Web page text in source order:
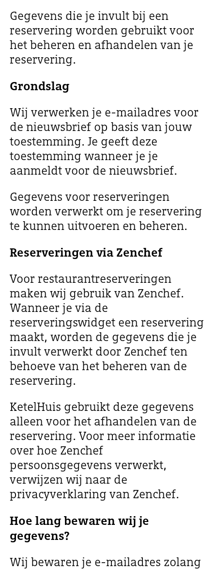
Gegevens die je invult bij een
reservering worden gebruikt voor
het beheren en afhandelen van je
reservering.
Grondslag
Wij verwerken je e-mailadres voor
de nieuwsbrief op basis van jouw
toestemming. Je geeft deze
toestemming wanneer je je
aanmeldt voor de nieuwsbrief.
Gegevens voor reserveringen
worden verwerkt om je reservering
te kunnen uitvoeren en beheren.
Reserveringen via Zenchef
Voor restaurantreserveringen
maken wij gebruik van Zenchef.
Wanneer je via de
reserveringswidget een reservering
maakt, worden de gegevens die je
invult verwerkt door Zenchef ten
behoeve van het beheren van de
reservering.
KetelHuis gebruikt deze gegevens
alleen voor het afhandelen van de
reservering. Voor meer informatie
over hoe Zenchef
persoonsgegevens verwerkt,
verwijzen wij naar de
privacyverklaring van Zenchef.
Hoe lang bewaren wij je
gegevens?
Wij bewaren je e-mailadres zolang